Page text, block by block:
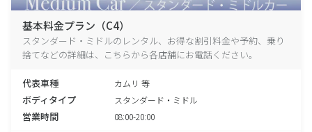
基本料金プラン（C4）
スタンダード・ミドルのレンタル、お得な割引料金や予約、乗り
捨てなどの詳細は、こちらから各店舗にお電話ください。
代表車種 カムリ 等
ボディタイプ スタンダード・ミドル
営業時間 08:00-20:00